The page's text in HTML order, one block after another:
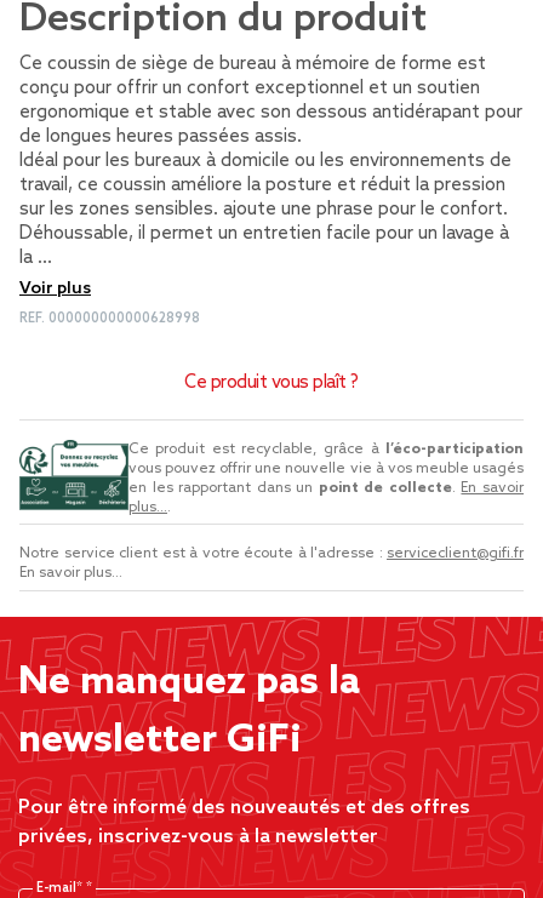
Description du produit
Ce coussin de siège de bureau à mémoire de forme est
conçu pour offrir un confort exceptionnel et un soutien
ergonomique et stable avec son dessous antidérapant pour
de longues heures passées assis.
Idéal pour les bureaux à domicile ou les environnements de
travail, ce coussin améliore la posture et réduit la pression
sur les zones sensibles. ajoute une phrase pour le confort.
Déhoussable, il permet un entretien facile pour un lavage à
la …
Voir plus
REF. 000000000000628998
Ce produit vous plaît ?
Ce produit est recyclable, grâce à
l’éco-participation
vous pouvez offrir une nouvelle vie à vos meuble usagés
en les rapportant dans un point de collecte. En savoir
plus....
Notre service client est à votre écoute à l'adresse : serviceclient@gifi.fr
En savoir plus...
Ne manquez pas la
newsletter GiFi
Pour être informé des nouveautés et des offres
privées, inscrivez-vous à la newsletter
E-mail*